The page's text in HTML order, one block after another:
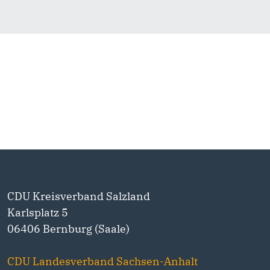
CDU Kreisverband Salzland
Karlsplatz 5
06406 Bernburg (Saale)
CDU Landesverband Sachsen-Anhalt